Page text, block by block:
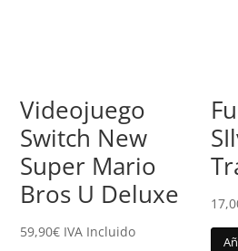
Videojuego
Switch New
Super Mario
Bros U Deluxe
59,90€ IVA Incluido